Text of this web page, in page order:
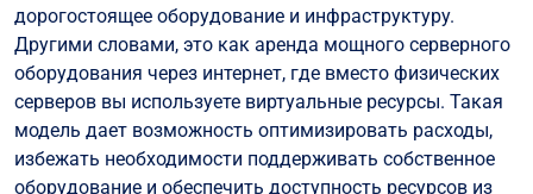
дорогостоящее оборудование и инфраструктуру.
Другими словами, это как аренда мощного серверного
оборудования через интернет, где вместо физических
серверов вы используете виртуальные ресурсы. Такая
модель дает возможность оптимизировать расходы,
избежать необходимости поддерживать собственное
оборудование и обеспечить доступность ресурсов из